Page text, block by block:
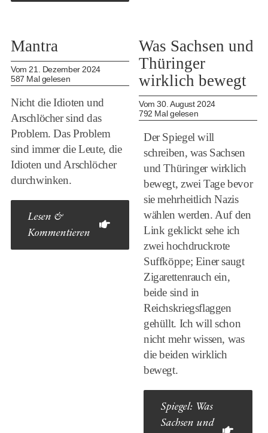
Mantra
Vom 21. Dezember 2024
587 Mal gelesen
Nicht die Idioten und
Arschlöcher sind das
Problem. Das Problem
sind immer die Leute, die
Idioten und Arschlöcher
durchwinken.
Lesen &
Kommentieren
Was Sachsen und
Thüringer
wirklich bewegt
Vom 30. August 2024
792 Mal gelesen
Der Spiegel will
schreiben, was Sachsen
und Thüringer wirklich
bewegt, zwei Tage bevor
sie mehrheitlich Nazis
wählen werden. Auf den
Link geklickt sehe ich
zwei hochdruckrote
Suffköppe; Einer saugt
Zigarettenrauch ein,
beide sind in
Reichskriegsflaggen
gehüllt. Ich will schon
nicht mehr wissen, was
die beiden wirklich
bewegt.
Spiegel: Was
Sachsen und